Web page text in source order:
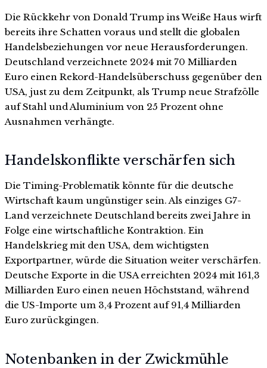
Die Rückkehr von Donald Trump ins Weiße Haus wirft
bereits ihre Schatten voraus und stellt die globalen
Handelsbeziehungen vor neue Herausforderungen.
Deutschland verzeichnete 2024 mit 70 Milliarden
Euro einen Rekord-Handelsüberschuss gegenüber den
USA, just zu dem Zeitpunkt, als Trump neue Strafzölle
auf Stahl und Aluminium von 25 Prozent ohne
Ausnahmen verhängte.
Handelskonflikte verschärfen sich
Die Timing-Problematik könnte für die deutsche
Wirtschaft kaum ungünstiger sein. Als einziges G7-
Land verzeichnete Deutschland bereits zwei Jahre in
Folge eine wirtschaftliche Kontraktion. Ein
Handelskrieg mit den USA, dem wichtigsten
Exportpartner, würde die Situation weiter verschärfen.
Deutsche Exporte in die USA erreichten 2024 mit 161,3
Milliarden Euro einen neuen Höchststand, während
die US-Importe um 3,4 Prozent auf 91,4 Milliarden
Euro zurückgingen.
Notenbanken in der Zwickmühle